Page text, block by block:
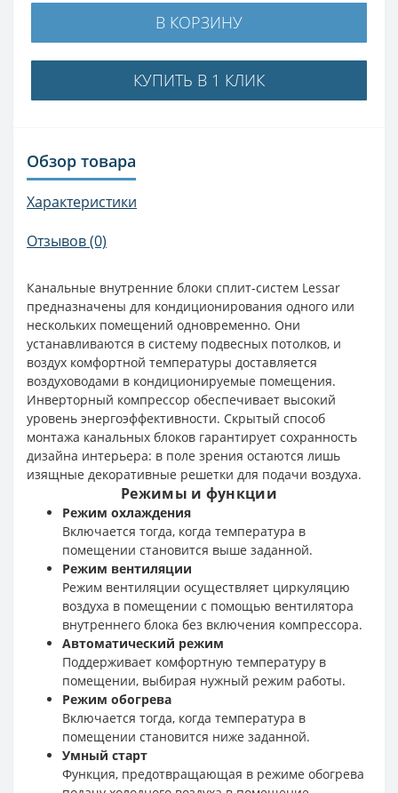
В КОРЗИНУ
КУПИТЬ В 1 КЛИК
Обзор товара
Характеристики
Отзывов (0)
Канальные внутренние блоки сплит-систем Lessar
предназначены для кондиционирования одного или
нескольких помещений одновременно. Они
устанавливаются в систему подвесных потолков, и
воздух комфортной температуры доставляется
воздуховодами в кондиционируемые помещения.
Инверторный компрессор обеспечивает высокий
уровень энергоэффективности. Скрытый способ
монтажа канальных блоков гарантирует сохранность
дизайна интерьера: в поле зрения остаются лишь
изящные декоративные решетки для подачи воздуха.
Режимы и функции
Режим охлаждения
Включается тогда, когда температура в
помещении становится выше заданной.
Режим вентиляции
Режим вентиляции осуществляет циркуляцию
воздуха в помещении с помощью вентилятора
внутреннего блока без включения компрессора.
Автоматический режим
Поддерживает комфортную температуру в
помещении, выбирая нужный режим работы.
Режим обогрева
Включается тогда, когда температура в
помещении становится ниже заданной.
Умный старт
Функция, предотвращающая в режиме обогрева